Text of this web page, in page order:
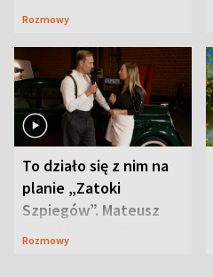
jest zaskakująco
Rozmowy
To działo się z nim na
planie „Zatoki
Szpiegów”. Mateusz
Janicki odsłonił
Rozmowy